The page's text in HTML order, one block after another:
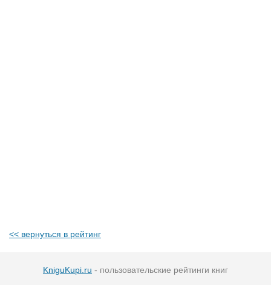
<< вернуться в рейтинг
KniguKupi.ru - пользовательские рейтинги книг